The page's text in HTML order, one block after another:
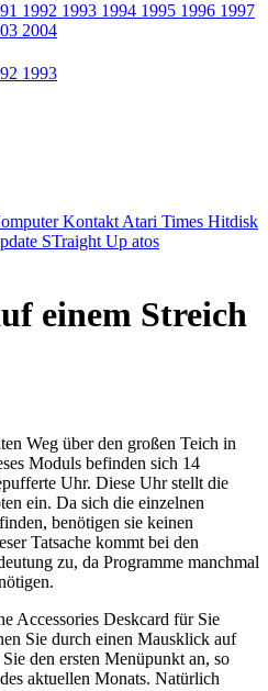
1992 1993 1994 1995 1996 1997
2004
1993
Kontakt Atari Times Hitdisk
STraight Up atos
einem Streich
Weg über den großen Teich in
Moduls befinden sich 14
Uhr. Diese Uhr stellt die
ein. Da sich die einzelnen
benötigen sie keinen
Tatsache kommt bei den
zu, da Programme manchmal
Accessories Deskcard für Sie
Sie durch einen Mausklick auf
den ersten Menüpunkt an, so
aktuellen Monats. Natürlich